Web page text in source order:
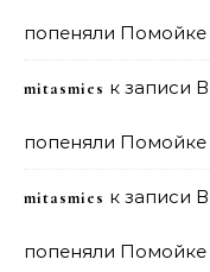
попеняли Помойке
mitasmies к записи
попеняли Помойке
mitasmies к записи
попеняли Помойке